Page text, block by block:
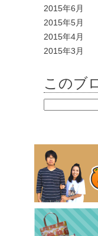
2015年6月
2015年5月
2015年4月
2015年3月
このブ